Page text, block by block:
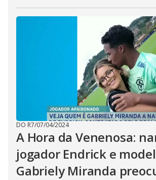
DO R7/07/04/2024
A Hora da Venenosa:
jogador Endrick e
Gabriely Miranda